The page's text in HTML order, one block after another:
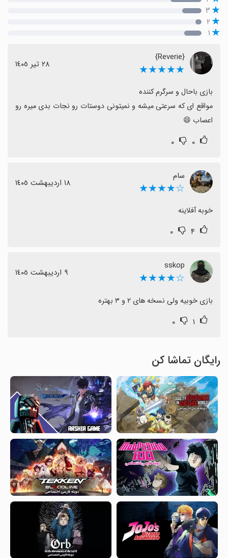
۳
۲
۱
{Reverie}
★★★★★ ٢٨ تیر ١٤٠٥
اعصاب 😄
۰ ۰
سام
☆★★★★ ١٨ اردیبهشت ١٤٠٥
خوبه آفلاینه
۴ ۰
sskop
☆★★★★ ٩ اردیبهشت ١٤٠٥
بازی خوبیه ولی نسخه های ۲ و ۳ بهتره
۱ ۰
رایگان تماشا کن